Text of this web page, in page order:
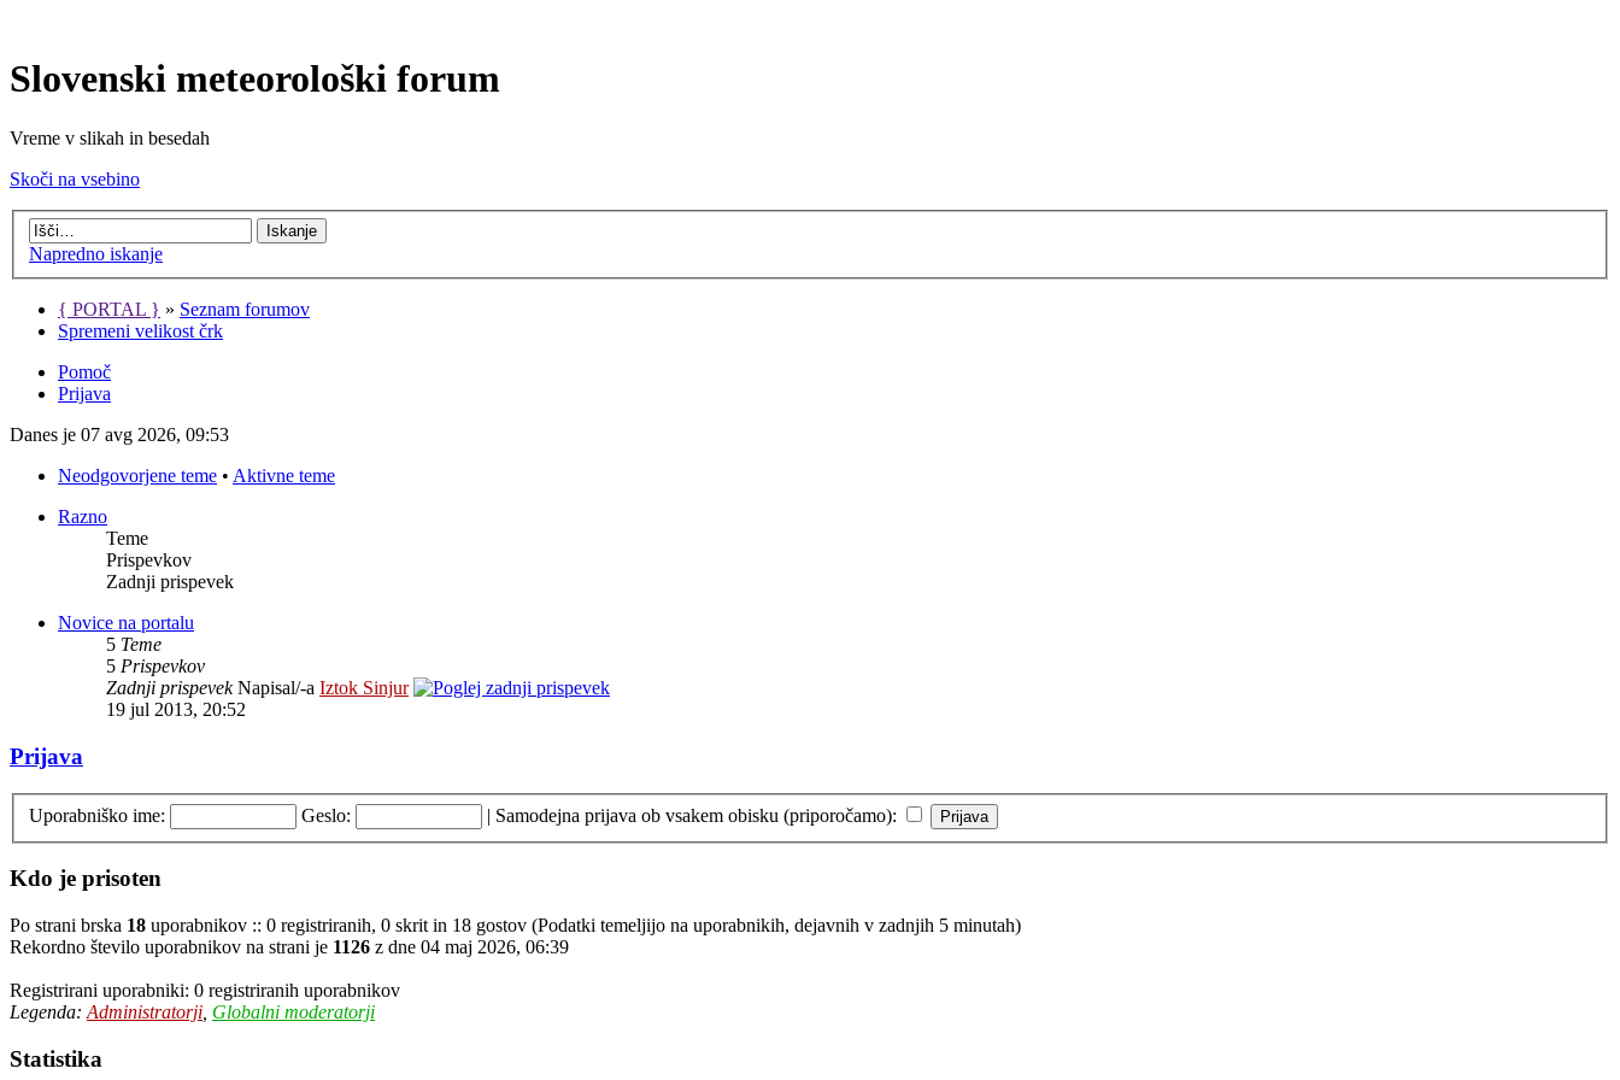
Slovenski meteorološki forum
Vreme v slikah in besedah
Skoči na vsebino
Napredno iskanje
{ PORTAL } » Seznam forumov
Spremeni velikost črk
Pomoč
Prijava
Danes je 07 avg 2026, 09:53
Neodgovorjene teme • Aktivne teme
Razno
Teme
Prispevkov
Zadnji prispevek
Novice na portalu
5 Teme
5 Prispevkov
Zadnji prispevekNapisal/-a Iztok Sinjur
19 jul 2013, 20:52
Prijava
Uporabniško ime: Geslo: | Samodejna prijava ob vsakem obisku (priporočamo):
Kdo je prisoten
Po strani brska 18 uporabnikov :: 0 registriranih, 0 skrit in 18 gostov (Podatki temeljijo na uporabnikih, dejavnih v zadnjih 5 minutah)
Rekordno število uporabnikov na strani je 1126 z dne 04 maj 2026, 06:39
Registrirani uporabniki: 0 registriranih uporabnikov
Legenda: Administratorji Globalni moderatorji
Statistika